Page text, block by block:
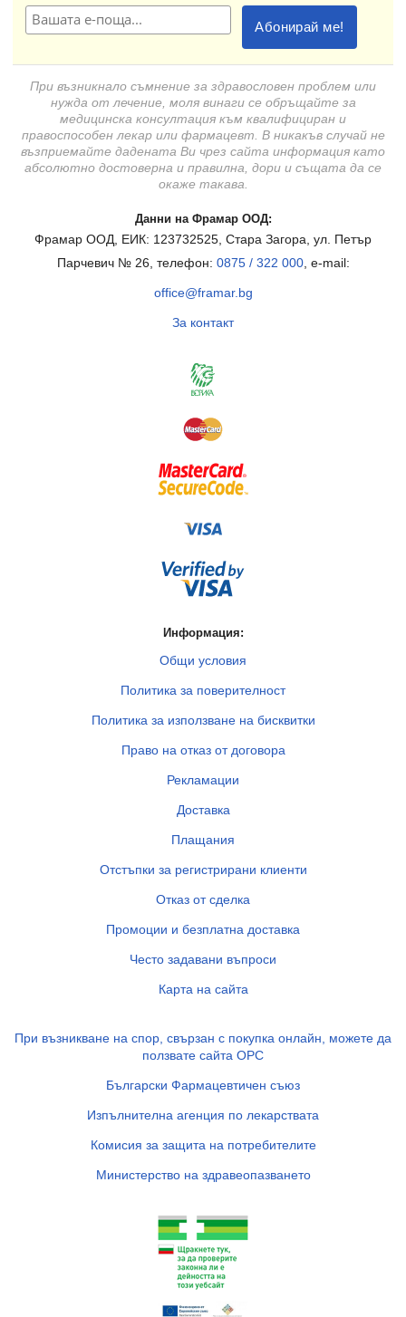
При възникнало съмнение за здравословен проблем или
нужда от лечение, моля винаги се обръщайте за
медицинска консултация към квалифициран и
правоспособен лекар или фармацевт. В никакъв случай не
възприемайте дадената Ви чрез сайта информация като
абсолютно достоверна и правилна, дори и същата да се
окаже такава.
Данни на Фрамар ООД:
Фрамар ООД, ЕИК: 123732525, Стара Загора, ул. Петър
Парчевич № 26, телефон: 0875 / 322 000, e-mail:
office@framar.bg
За контакт
Информация:
Общи условия
Политика за поверителност
Политика за използване на бисквитки
Право на отказ от договора
Рекламации
Доставка
Плащания
Отстъпки за регистрирани клиенти
Отказ от сделка
Промоции и безплатна доставка
Често задавани въпроси
Карта на сайта
При възникване на спор, свързан с покупка онлайн, можете да
ползвате сайта ОРС
Български Фармацевтичен съюз
Изпълнителна агенция по лекарствата
Комисия за защита на потребителите
Министерство на здравеопазването